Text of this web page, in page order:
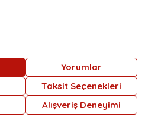
Yorumlar
Taksit Seçenekleri
Alışveriş Deneyimi